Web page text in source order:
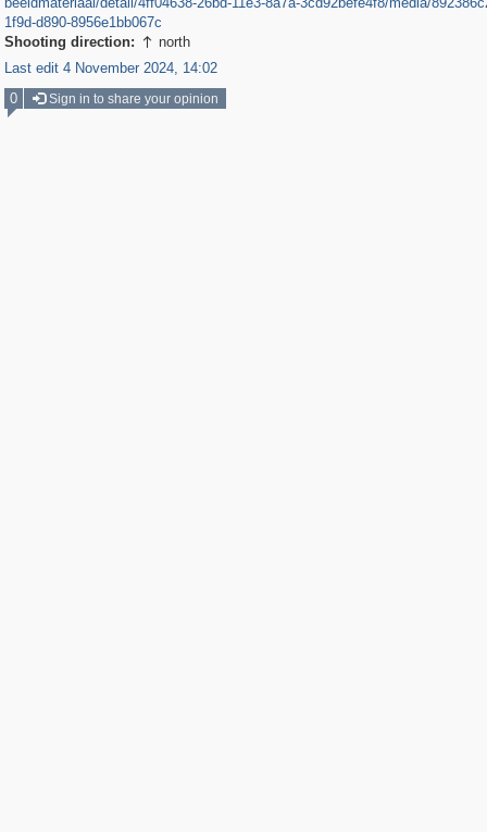
1f9d-d890-8956e1bb067c
Shooting direction:  north
Last edit 4 November 2024, 14:02
0
Sign in to share your opinion